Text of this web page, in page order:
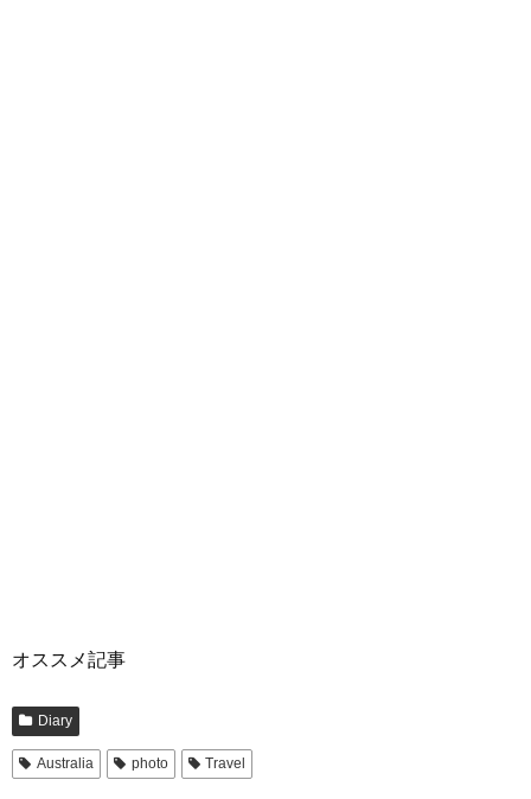
オススメ記事
Diary
Australia photo Travel